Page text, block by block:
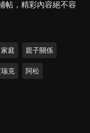
帖，精彩內容絕不容
家庭 親子關係
克 阿松